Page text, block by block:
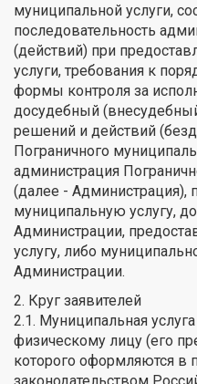
муниципальной услуги,
последовательность
(действий) при
услуги, требования к
формы контроля за
досудебный
решений и действий
Пограничного
администрация
(далее - Администрация),
муниципальную услугу,
Администрации,
услугу, либо
Администрации.
2. Круг заявителей
2.1. Муниципальная
физическому лицу (его
которого оформляются в